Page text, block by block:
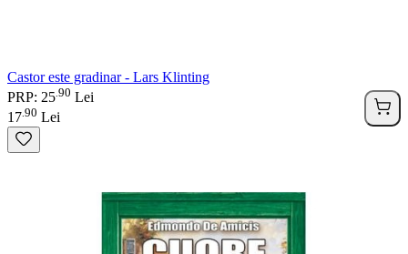
Castor este gradinar - Lars Klinting
PRP: 25 90 Lei
17 90 Lei